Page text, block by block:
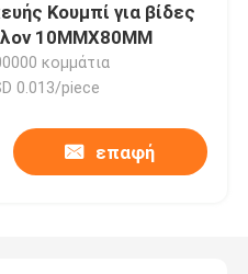
Κουμπί για βίδες
10MMX80MM
κομμάτια
0.013/piece
επαφή
Λευκή πλαστική πρίζα βίδα άγκυρες μανιτάρι κεφάλι νάιλον καρφί σε άγκυρες